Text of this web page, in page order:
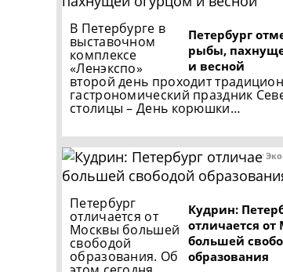
Петербург
рыбы,
и весной
В Петербурге в
выставочном
комплексе
«Ленэкспо»
второй день проходит
гастрономический праздник
столицы – День корюшки…
Кудрин:
отличается
большей
образования
Петербург
отличается от
Москвы большей
свободой
образования. Об